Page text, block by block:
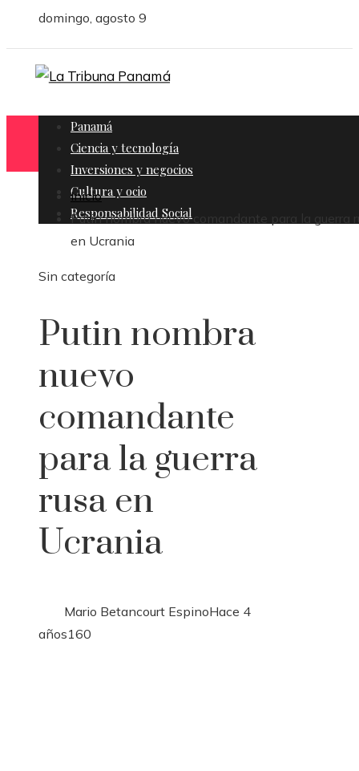
domingo, agosto 9
Panamá
Ciencia y tecnología
Inversiones y negocios
Cultura y ocio
Responsabilidad Social
Inicio
Putin nombra nuevo comandante para la guerra
en Ucrania
Sin categoría
Putin nombra
nuevo
comandante
para la guerra
rusa en
Ucrania
Mario Betancourt EspinoHace 4
años160